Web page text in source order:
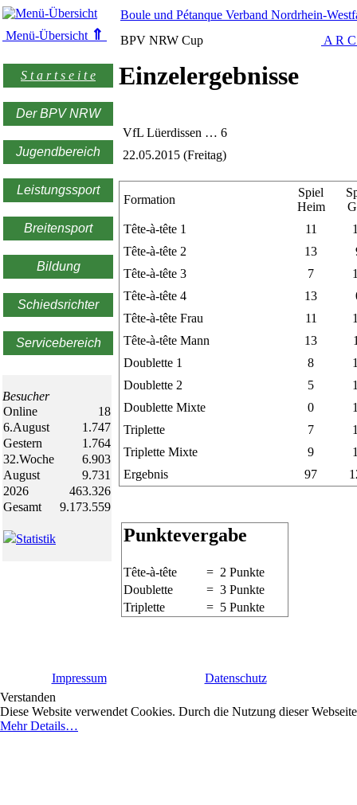
Menü-Übersicht ⇑
S t a r t s e i t e
Der BPV NRW
Jugendbereich
Leistungssport
Breitensport
Bildung
Schiedsrichter
Servicebereich
Besucher
Online
18
6.August
1.747
Gestern
1.764
32.Woche
6.903
August
9.731
2026
463.326
Gesamt
9.173.559
Statistik
Boule und Pétanque Verband Nordrhein-
BPV NRW Cup
A R
Einzelergebnisse
VfL Lüerdissen … 6
22.05.2015 (Freitag)
Formation
Spiel
Heim
Tête-à-tête 1
11
Tête-à-tête 2
13
Tête-à-tête 3
7
Tête-à-tête 4
13
Tête-à-tête Frau
11
Tête-à-tête Mann
13
Doublette 1
8
Doublette 2
5
Doublette Mixte
0
Triplette
7
Triplette Mixte
9
Ergebnis
97
Punktevergabe
Tête-à-tête
= 2 Punkte
Doublette
= 3 Punkte
Triplette
= 5 Punkte
Impressum
Datenschutz
Verstanden
Diese Website verwendet Cookies. Durch die Nutzung dieser
Mehr Details…